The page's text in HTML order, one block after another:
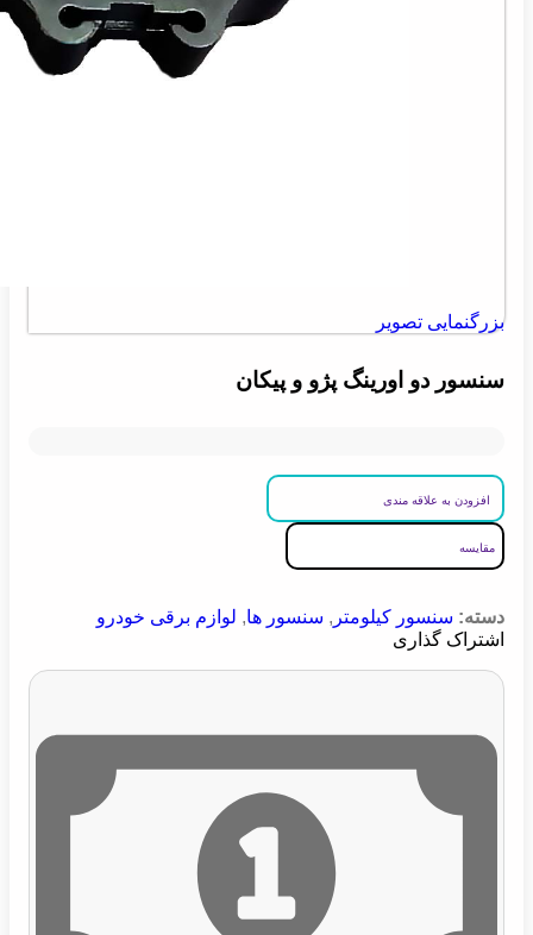
بزرگنمایی تصویر
سنسور دو اورینگ پژو و پیکان
افزودن به علاقه مندی
مقایسه
دسته: سنسور کیلومتر , سنسور ها, لوازم برقی خودرو
اشتراک گذاری